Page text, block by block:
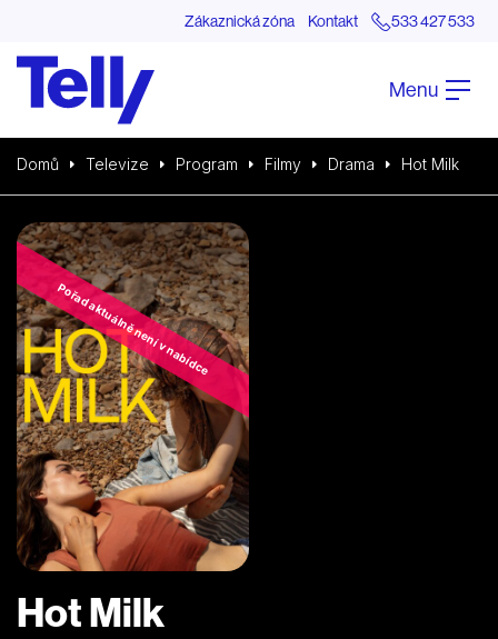
Zákaznická zóna Kontakt 533 427 533
Menu
Domů Televize Program Filmy Drama Hot Milk
Pořad aktuálně není v nabídce
Hot Milk